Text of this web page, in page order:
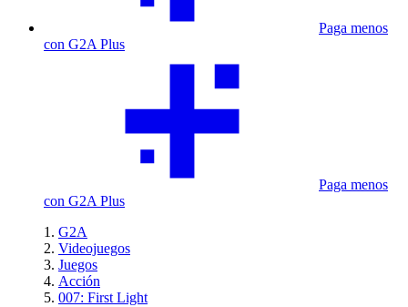
Paga menos
con G2A Plus
Paga menos
con G2A Plus
G2A
Videojuegos
Juegos
Acción
007: First Light